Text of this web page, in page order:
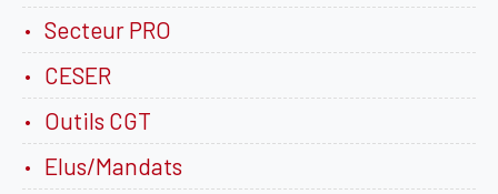
Secteur PRO
CESER
Outils CGT
Elus/Mandats